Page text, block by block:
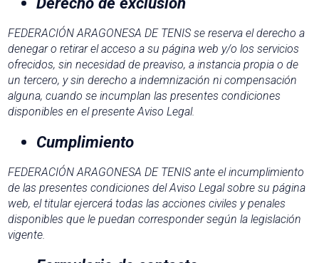
FEDERACIÓN ARAGONESA DE TENIS se reserva el derecho a
denegar o retirar el acceso a su página web y/o los servicios
ofrecidos, sin necesidad de preaviso, a instancia propia o de
un tercero, y sin derecho a indemnización ni compensación
alguna, cuando se incumplan las presentes condiciones
disponibles en el presente Aviso Legal.
Cumplimiento
FEDERACIÓN ARAGONESA DE TENIS ante el incumplimiento
de las presentes condiciones del Aviso Legal sobre su página
web, el titular ejercerá todas las acciones civiles y penales
disponibles que le puedan corresponder según la legislación
vigente.